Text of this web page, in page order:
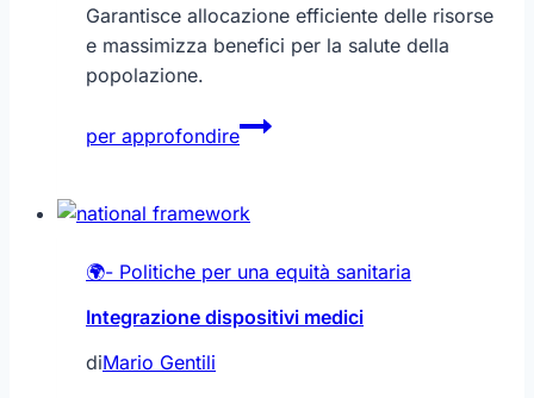
Garantisce allocazione efficiente delle risorse
e massimizza benefici per la salute della
popolazione.
per approfondire
Valutazione
e
delle
sanitarie
🌍- Politiche per una equità sanitaria
Integrazione dispositivi medici
diMario Gentili